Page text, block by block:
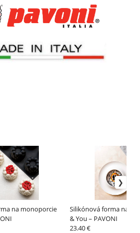
na monoporcie
Silikónová forma na
& You – PAVONI
23.40 €